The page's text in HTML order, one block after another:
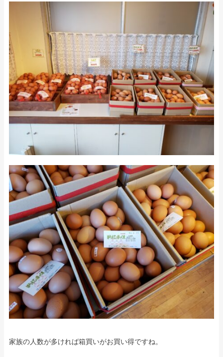
家族の人数が多ければ箱買いがお買い得ですね。